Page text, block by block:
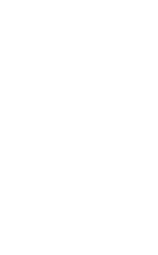
war
wir uns auf zu den
Wochenende sind